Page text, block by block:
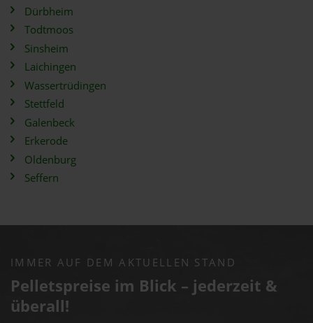
Dürbheim
Todtmoos
Sinsheim
Laichingen
Wassertrüdingen
Stettfeld
Galenbeck
Erkerode
Oldenburg
Seffern
IMMER AUF DEM AKTUELLEN STAND
Pelletspreise im Blick – jederzeit &
überall!